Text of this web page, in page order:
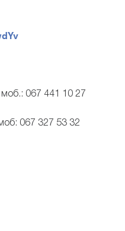
моб.: 067 441 10 27
067 327 53 32